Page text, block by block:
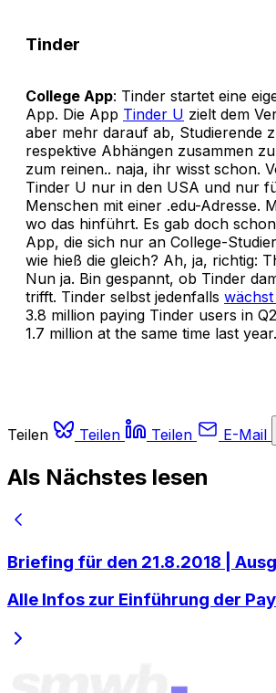
Tinder
College App: Tinder startet eine
App. Die App Tinder U zielt dem
aber mehr darauf ab, Studierende
respektive Abhängen zusammen
zum reinen.. naja, ihr wisst schon.
Tinder U nur in den USA und nur
Menschen mit einer .edu-Adresse.
wo das hinführt. Es gab doch
App, die sich nur an College-
wie hieß die gleich? Ah, ja, richtig:
Nun ja. Bin gespannt, ob Tinder
trifft. Tinder selbst jedenfalls
3.8 million paying Tinder users in
1.7 million at the same time last year.
Teilen Teilen Teilen E-Mail
Als Nächstes lesen
Briefing für den 21.8.2018 |
Alle Infos zur Einführung der